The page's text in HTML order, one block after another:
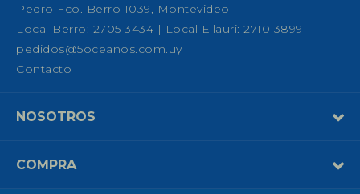
Pedro Fco. Berro 1039, Montevideo
Local Berro: 2705 3434 | Local Ellauri: 2710 3899
pedidos@5oceanos.com.uy
Contacto
NOSOTROS
COMPRA